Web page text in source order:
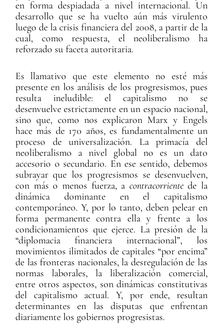
en forma despiadada a nivel internacional. Un
desarrollo que se ha vuelto aún más virulento
luego de la crisis financiera del 2008, a partir de la
cual, como respuesta, el neoliberalismo ha
reforzado su faceta autoritaria.
Es llamativo que este elemento no esté más
presente en los análisis de los progresismos, pues
resulta ineludible: el capitalismo no se
desenvuelve estrictamente en un espacio nacional,
sino que, como nos explicaron Marx y Engels
hace más de 170 años, es fundamentalmente un
proceso de universalización. La primacía del
neoliberalismo a nivel global no es un dato
accesorio o secundario. En ese sentido, debemos
subrayar que los progresismos se desenvuelven,
con más o menos fuerza, a contracorrientede la
dinámica dominante en el capitalismo
contemporáneo. Y, por lo tanto, deben pelear en
forma permanente contra ella y frente a los
condicionamientos que ejerce. La presión de la
“diplomacia financiera internacional”, los
movimientos ilimitados de capitales “por encima”
de las fronteras nacionales, la desregulación de las
normas laborales, la liberalización comercial,
entre otros aspectos, son dinámicas constitutivas
del capitalismo actual. Y, por ende, resultan
determinantes en las disputas que enfrentan
diariamente los gobiernos progresistas.